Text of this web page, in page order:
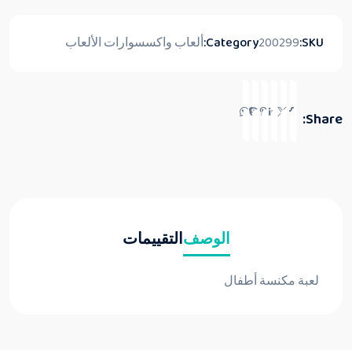
SKU:
200299
Category:ألعاب واكسسوارات الألعاب
Share:
الوصفالتقييمات
لعبة مكنسة أطفال